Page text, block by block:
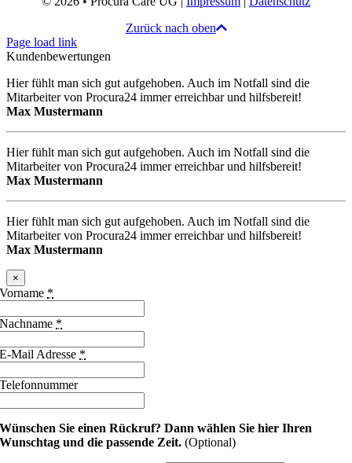
Zurück nach oben
Page load link
Kundenbewertungen
Hier fühlt man sich gut aufgehoben. Auch im Notfall sind die
Mitarbeiter von Procura24 immer erreichbar und hilfsbereit!
Max Mustermann
Hier fühlt man sich gut aufgehoben. Auch im Notfall sind die
Mitarbeiter von Procura24 immer erreichbar und hilfsbereit!
Max Mustermann
Hier fühlt man sich gut aufgehoben. Auch im Notfall sind die
Mitarbeiter von Procura24 immer erreichbar und hilfsbereit!
Max Mustermann
×
Vorname *
Nachname *
E-Mail Adresse *
Telefonnummer
Wünschen Sie einen Rückruf? Dann wählen Sie hier Ihren
Wunschtag und die passende Zeit.(Optional)